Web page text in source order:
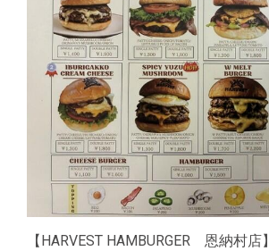
【HARVEST HAMBURGER 恩納村店】